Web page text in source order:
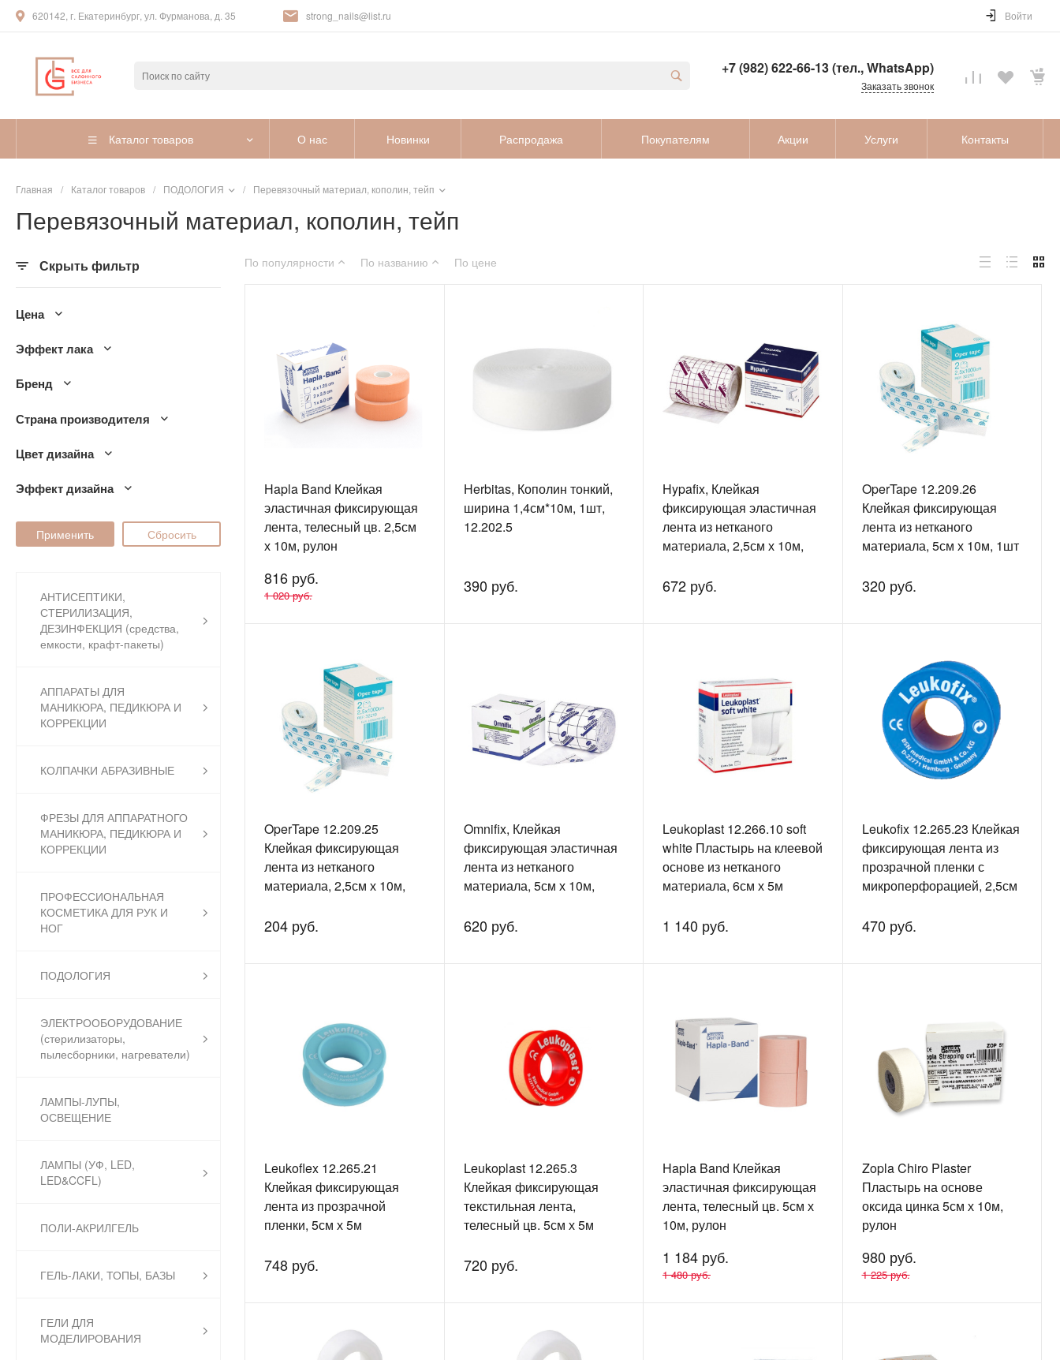
620142, г. Екатеринбург, ул. Фурманова, д. 35 strong_nails@list.ru Войти
+7 (982) 622-66-13 (тел., WhatsApp)
Заказать звонок
Каталог товаров О нас Новинки Распродажа Покупателям Акции Услуги Контакты
Главная / Каталог товаров / ПОДОЛОГИЯ / Перевязочный материал, кополин, тейп
Перевязочный материал, кополин, тейп
Скрыть фильтр
Цена
Эффект лака
Бренд
Страна производителя
Цвет дизайна
Эффект дизайна
АНТИСЕПТИКИ,
СТЕРИЛИЗАЦИЯ,
ДЕЗИНФЕКЦИЯ (средства,
емкости, крафт-пакеты)
АППАРАТЫ ДЛЯ
МАНИКЮРА, ПЕДИКЮРА И
КОРРЕКЦИИ
КОЛПАЧКИ АБРАЗИВНЫЕ
ФРЕЗЫ ДЛЯ АППАРАТНОГО
МАНИКЮРА, ПЕДИКЮРА И
КОРРЕКЦИИ
ПРОФЕССИОНАЛЬНАЯ
КОСМЕТИКА ДЛЯ РУК И
НОГ
ПОДОЛОГИЯ
ЭЛЕКТРООБОРУДОВАНИЕ
(стерилизаторы,
пылесборники, нагреватели)
ЛАМПЫ-ЛУПЫ,
ОСВЕЩЕНИЕ
ЛАМПЫ (УФ, LED,
LED&CCFL)
ПОЛИ-АКРИЛГЕЛЬ
ГЕЛЬ-ЛАКИ, ТОПЫ, БАЗЫ
ГЕЛИ ДЛЯ
МОДЕЛИРОВАНИЯ
По популярности По названию По цене
Hapla Band Клейкая
эластичная фиксирующая
лента, телесный цв. 2,5см
х 10м, рулон
816 руб.
1 020 руб.
Herbitas, Кополин тонкий,
ширина 1,4см*10м, 1шт,
12.202.5
390 руб.
Hypafix, Клейкая
фиксирующая эластичная
лента из нетканого
материала, 2,5см х 10м,
672 руб.
OperTape 12.209.26
Клейкая фиксирующая
лента из нетканого
материала, 5см х 10м, 1шт
320 руб.
OperTape 12.209.25
Клейкая фиксирующая
лента из нетканого
материала, 2,5см х 10м,
204 руб.
Omnifix, Клейкая
фиксирующая эластичная
лента из нетканого
материала, 5см х 10м,
620 руб.
Leukoplast 12.266.10 soft
white Пластырь на клеевой
основе из нетканого
материала, 6см х 5м
1 140 руб.
Leukofix 12.265.23 Клейкая
фиксирующая лента из
прозрачной пленки с
микроперфорацией, 2,5см
470 руб.
Leukoflex 12.265.21
Клейкая фиксирующая
лента из прозрачной
пленки, 5см х 5м
748 руб.
Leukoplast 12.265.3
Клейкая фиксирующая
текстильная лента,
телесный цв. 5см х 5м
720 руб.
Hapla Band Клейкая
эластичная фиксирующая
лента, телесный цв. 5см х
10м, рулон
1 184 руб.
1 480 руб.
Zopla Chiro Plaster
Пластырь на основе
оксида цинка 5см х 10м,
рулон
980 руб.
1 225 руб.